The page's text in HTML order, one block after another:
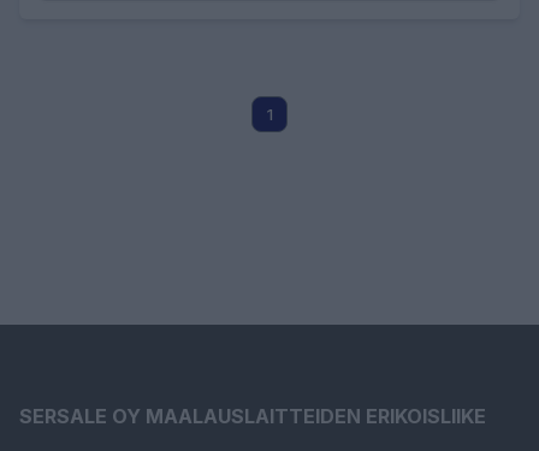
1
SERSALE OY MAALAUSLAITTEIDEN ERIKOISLIIKE